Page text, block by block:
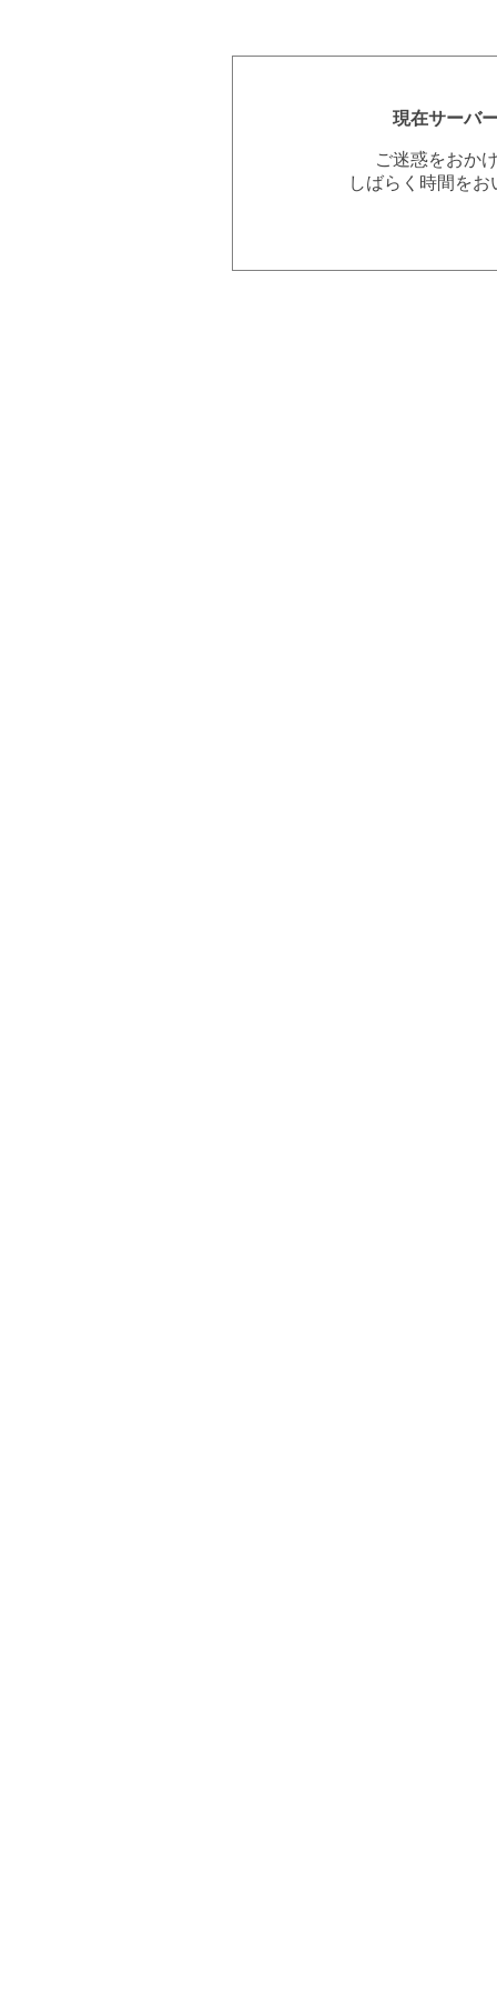
現在サーバ
ご迷惑をおか
しばらく時間を